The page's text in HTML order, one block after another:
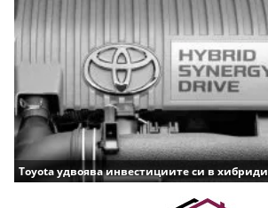
Toyota удвоява инвестициите си в хибриди